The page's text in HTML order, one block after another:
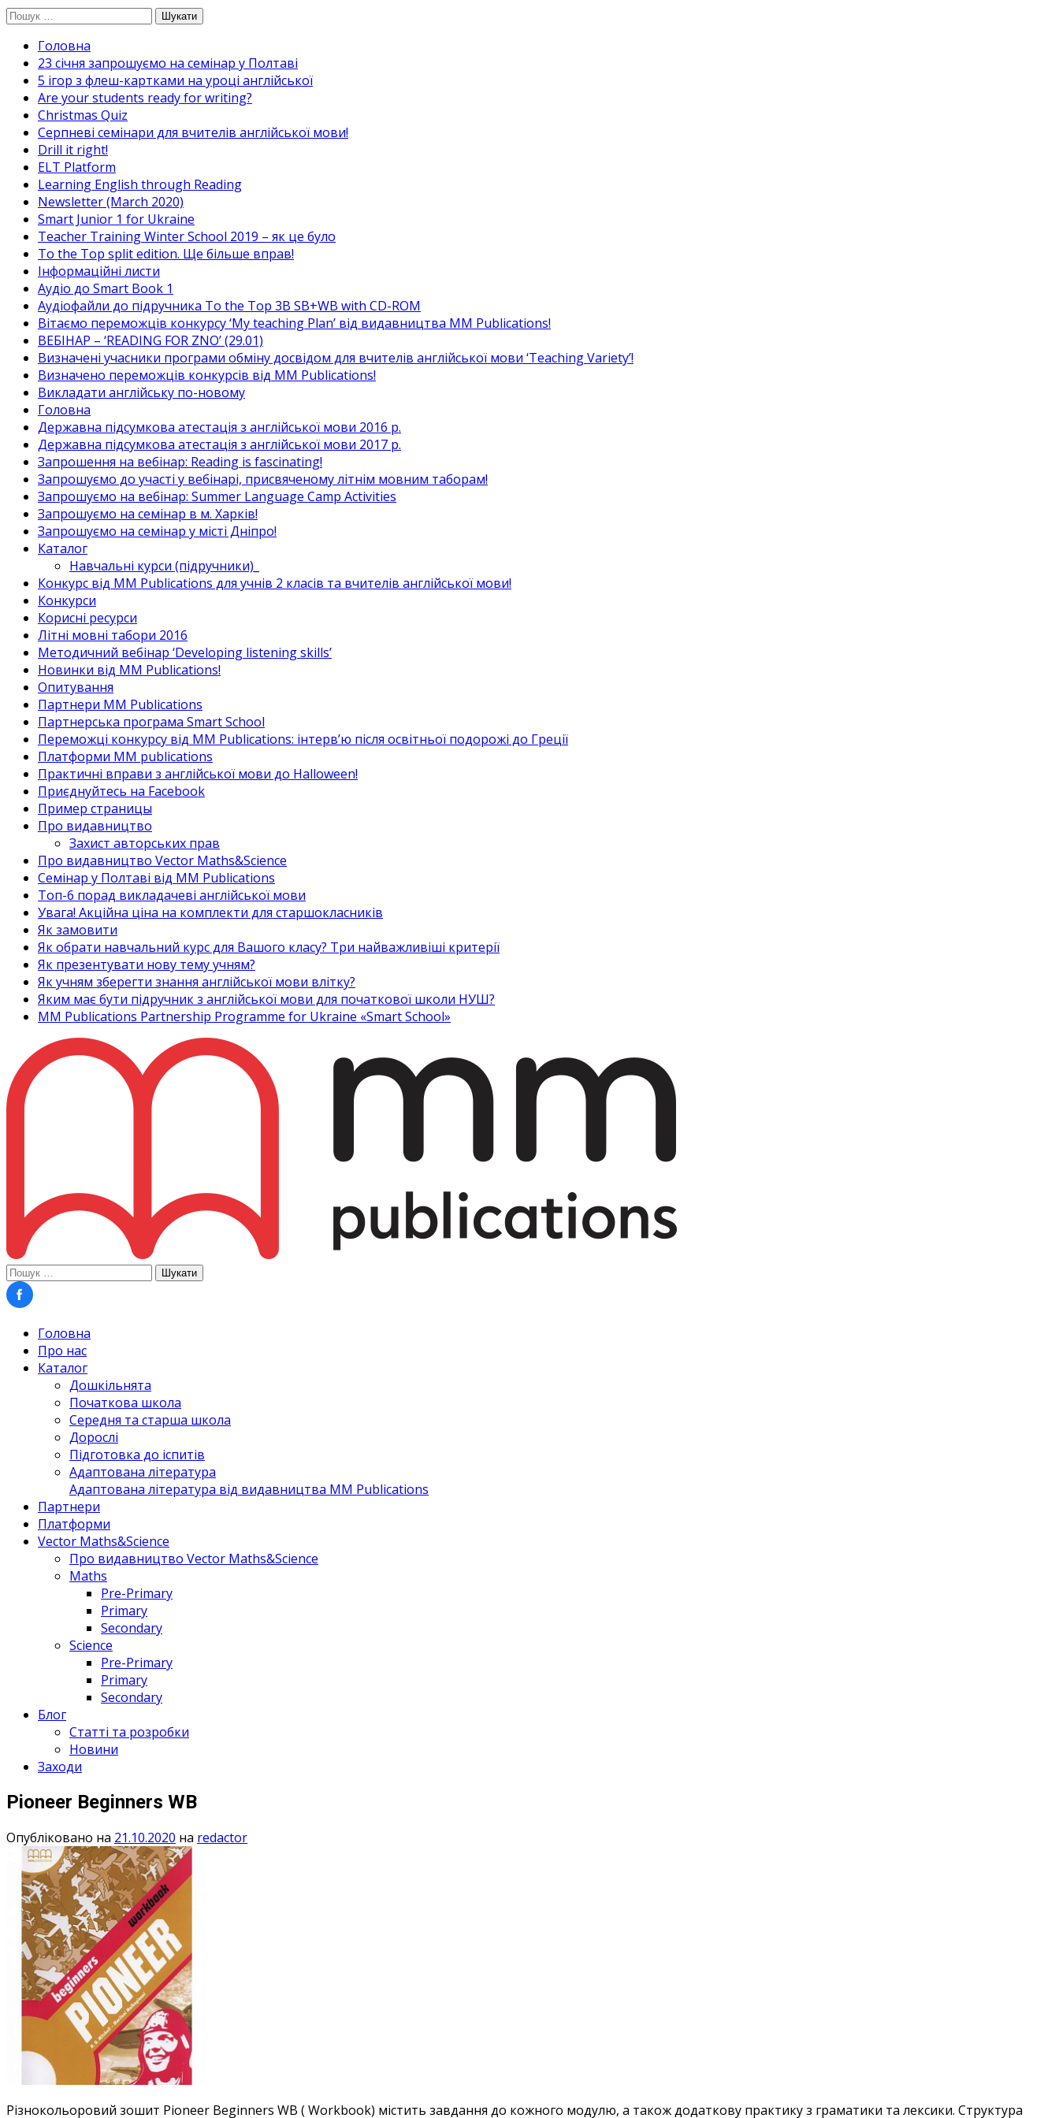
Перейти
вмісту
Пошук:
Головна
23 січня запрошуємо на семінар у Полтаві
5 ігор з флеш-картками на уроці англійської
Are your students ready for writing?
Christmas Quiz
Cерпневі семінари для вчителів англійської мови!
Drill it right!
ELT Platform
Learning English through Reading
Newsletter (March 2020)
Smart Junior 1 for Ukraine
Teacher Training Winter School 2019 – як це було
To the Top split edition. Ще більше вправ!
Інформаційні листи
Аудіо до Smart Book 1
Аудіофайли до підручника To the Top 3B SB+WB with CD-ROM
Вітаємо переможців конкурсу ‘My teaching Plan’ від видавництва MM Publications!
ВЕБІНАР – ‘READING FOR ZNO’ (29.01)
Визначені учасники програми обміну досвідом для вчителів англійської мови ‘Teaching Variety’!
Визначено переможців конкурсів від MM Publications!
Викладати англійську по-новому
Головна
Державна підсумкова атестація з англійської мови 2016 р.
Державна підсумкова атестація з англійської мови 2017 р.
Запрошення на вебінар: Reading is fascinating!
Запрошуємо до участі у вебінарі, присвяченому літнім мовним таборам!
Запрошуємо на вебінар: Summer Language Camp Activities
Запрошуємо на семінар в м. Харків!
Запрошуємо на семінар у місті Дніпро!
Каталог
Навчальні курси (підручники)_
Конкурс від MM Publications для учнів 2 класів та вчителів англійської мови!
Конкурси
Корисні ресурси
Літні мовні табори 2016
Методичний вебінар ‘Developing listening skills’
Новинки від MM Publications!
Опитування
Партнери MM Publications
Партнерська програма Smart School
Переможці конкурсу від MM Publications: інтерв’ю після освітньої подорожі до Греції
Платформи MM publications
Практичні вправи з англійської мови до Halloween!
Приєднуйтесь на Facebook
Пример страницы
Про видавництво
Захист авторських прав
Про видавництво Vector Maths&Science
Семінар у Полтаві від MM Publications
Топ-6 порад викладачеві англійської мови
Увага! Акційна ціна на комплекти для старшокласників
Як замовити
Як обрати навчальний курс для Вашого класу? Три найважливіші критерії
Як презентувати нову тему учням?
Як учням зберегти знання англійської мови влітку?
Яким має бути підручник з англійської мови для початкової школи НУШ?
MM Publications Partnership Programme for Ukraine «Smart School»
Пошук:
Головна
Про нас
Каталог
Дошкільнята
Початкова школа
Середня та старша школа
Дорослі
Підготовка до іспитів
Адаптована література
Адаптована література від видавництва MM Publications
Партнери
Платформи
Vector Maths&Science
Про видавництво Vector Maths&Science
Maths
Pre-Primary
Primary
Secondary
Science
Pre-Primary
Primary
Secondary
Блог
Статті та розробки
Новини
Заходи
Pioneer Beginners WB
Опубліковано на 21.10.2020 на redactor
Різнокольоровий зошит Pioneer Beginners WB ( Workbook) містить завдання до кожного модулю, а також додаткову практику з граматики та лексики. Структура